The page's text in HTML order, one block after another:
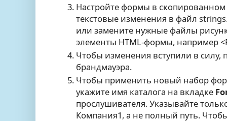
Настройте формы в скопированном
текстовые изменения в файл
или замените нужные файлы
элементы HTML-формы, например
Чтобы изменения вступили в силу,
брандмауэра.
Чтобы применить новый набор
укажите имя каталога на вкладке
прослушивателя. Указывайте
Компания1, а не полный путь.